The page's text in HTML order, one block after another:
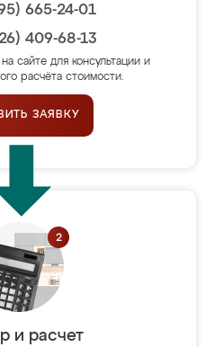
665-24-01
409-68-13
сайте для консультации и
расчёта стоимости.
ЗАЯВКУ
и расчет